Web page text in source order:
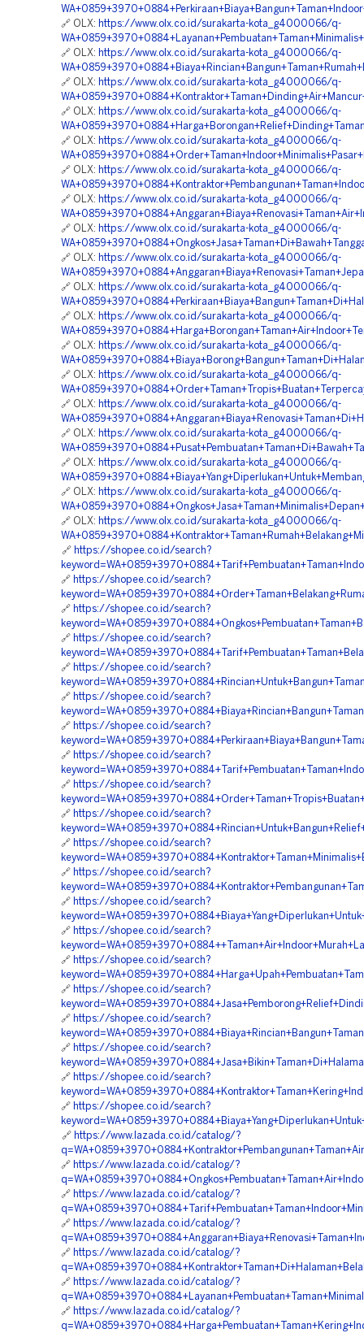
🔗 OLX: https://www.olx.co.id/surakarta-kota_g4000066/q-
🔗 OLX: https://www.olx.co.id/surakarta-kota_g4000066/q-
🔗 OLX: https://www.olx.co.id/surakarta-kota_g4000066/q-
🔗 OLX: https://www.olx.co.id/surakarta-kota_g4000066/q-
🔗 OLX: https://www.olx.co.id/surakarta-kota_g4000066/q-
🔗 OLX: https://www.olx.co.id/surakarta-kota_g4000066/q-
🔗 OLX: https://www.olx.co.id/surakarta-kota_g4000066/q-
🔗 OLX: https://www.olx.co.id/surakarta-kota_g4000066/q-
🔗 OLX: https://www.olx.co.id/surakarta-kota_g4000066/q-
🔗 OLX: https://www.olx.co.id/surakarta-kota_g4000066/q-
🔗 OLX: https://www.olx.co.id/surakarta-kota_g4000066/q-
🔗 OLX: https://www.olx.co.id/surakarta-kota_g4000066/q-
🔗 OLX: https://www.olx.co.id/surakarta-kota_g4000066/q-
🔗 OLX: https://www.olx.co.id/surakarta-kota_g4000066/q-
🔗 OLX: https://www.olx.co.id/surakarta-kota_g4000066/q-
🔗 OLX: https://www.olx.co.id/surakarta-kota_g4000066/q-
🔗 OLX: https://www.olx.co.id/surakarta-kota_g4000066/q-
🔗 OLX: https://www.olx.co.id/surakarta-kota_g4000066/q-
🔗 https://shopee.co.id/search?
🔗 https://shopee.co.id/search?
🔗 https://shopee.co.id/search?
🔗 https://shopee.co.id/search?
🔗 https://shopee.co.id/search?
🔗 https://shopee.co.id/search?
🔗 https://shopee.co.id/search?
🔗 https://shopee.co.id/search?
🔗 https://shopee.co.id/search?
🔗 https://shopee.co.id/search?
🔗 https://shopee.co.id/search?
🔗 https://shopee.co.id/search?
🔗 https://shopee.co.id/search?
🔗 https://shopee.co.id/search?
🔗 https://shopee.co.id/search?
🔗 https://shopee.co.id/search?
🔗 https://shopee.co.id/search?
🔗 https://shopee.co.id/search?
🔗 https://shopee.co.id/search?
🔗 https://shopee.co.id/search?
🔗 https://www.lazada.co.id/catalog/?
🔗 https://www.lazada.co.id/catalog/?
🔗 https://www.lazada.co.id/catalog/?
🔗 https://www.lazada.co.id/catalog/?
🔗 https://www.lazada.co.id/catalog/?
🔗 https://www.lazada.co.id/catalog/?
🔗 https://www.lazada.co.id/catalog/?